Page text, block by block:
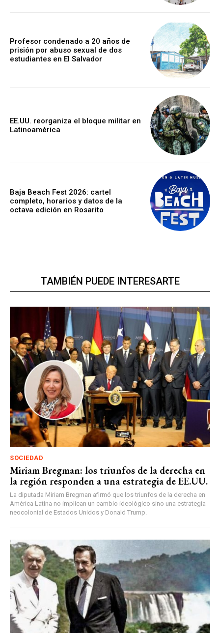
Profesor condenado a 20 años de
prisión por abuso sexual de dos
estudiantes en El Salvador
EE.UU. reorganiza el bloque militar en
Latinoamérica
Baja Beach Fest 2026: cartel
completo, horarios y datos de la
octava edición en Rosarito
TAMBIÉN PUEDE INTERESARTE
SOCIEDAD
Miriam Bregman: los triunfos de la derecha en
la región responden a una estrategia de EE.UU.
La diputada Miriam Bregman afirmó que los triunfos de la derecha en
América Latina no implican un cambio ideológico sino una estrategia
neocolonial de Estados Unidos y Donald Trump.